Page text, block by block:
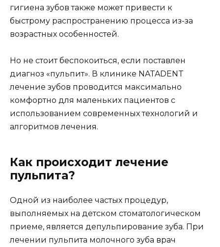
гигиена зубов также может привести к
быстрому распространению процесса из-за
возрастных особенностей.
Но не стоит беспокоиться, если поставлен
диагноз «пульпит». В клинике NATADENT
лечение зубов проводится максимально
комфортно для маленьких пациентов с
использованием современных технологий и
алгоритмов лечения.
Как происходит лечение
пульпита?
Одной из наиболее частых процедур,
выполняемых на детском стоматологическом
приеме, является депульпирование зуба. При
лечении пульпита молочного зуба врач